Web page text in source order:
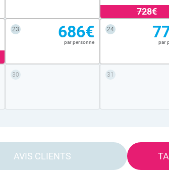
728€
23 686€
par personne
24
par
30 31
AVIS CLIENTS